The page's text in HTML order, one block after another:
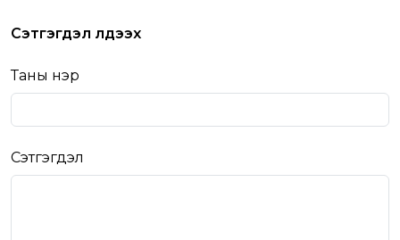
Сэтгэгдэл үлдээх
Таны нэр
Сэтгэгдэл